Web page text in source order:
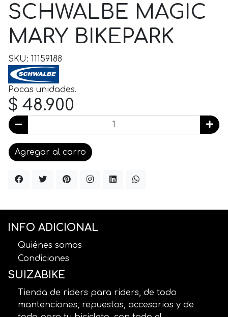
SCHWALBE MAGIC
MARY BIKEPARK
SKU: 11159188
Pocas unidades.
$ 48.900
Agregar al carro
INFO ADICIONAL
Quiénes somos
Condiciones
SUIZABIKE
Tienda de riders para riders, de todo
mantenciones, repuestos, accesorios y de